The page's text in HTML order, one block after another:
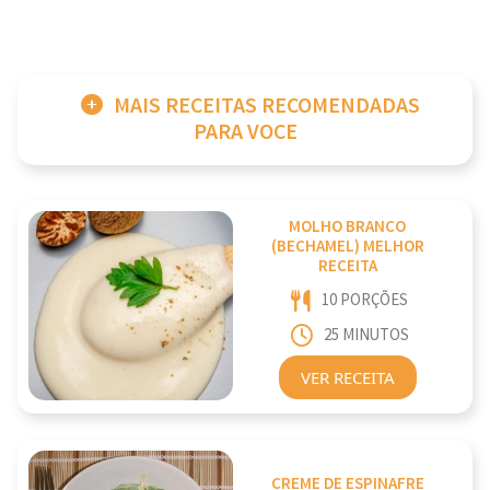
MAIS RECEITAS RECOMENDADAS
PARA VOCE
MOLHO BRANCO
(BECHAMEL) MELHOR
RECEITA
10 PORÇÕES
25 MINUTOS
VER RECEITA
CREME DE ESPINAFRE